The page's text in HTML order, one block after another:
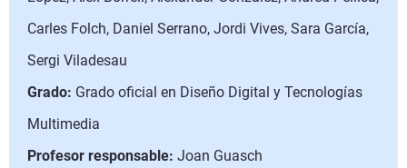
Carles Folch, Daniel Serrano, Jordi Vives, Sara García,
Sergi Viladesau
Grado: Grado oficial en Diseño Digital y Tecnologías
Multimedia
Profesor responsable: Joan Guasch